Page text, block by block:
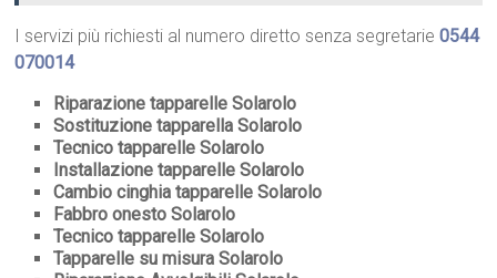
I servizi più richiesti al numero diretto senza segretarie0544
070014
Riparazione tapparelle Solarolo
Sostituzione tapparella Solarolo
Tecnico tapparelle Solarolo
Installazione tapparelle Solarolo
Cambio cinghia tapparelle Solarolo
Fabbro onesto Solarolo
Tecnico tapparelle Solarolo
Tapparelle su misura Solarolo